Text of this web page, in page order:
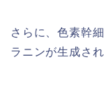
さらに、色素幹
ラニンが生成され